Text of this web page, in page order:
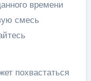
времени
смесь
похвастаться